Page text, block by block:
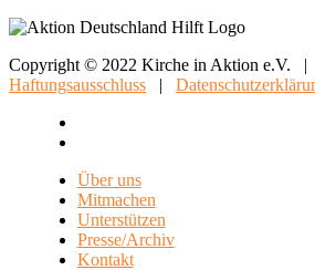
Copyright © 2022 Kirche in Aktion e.V. |
Haftungsausschluss |
Über uns
Mitmachen
Unterstützen
Presse/Archiv
Kontakt